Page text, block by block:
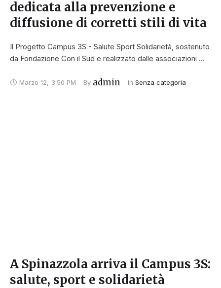
dedicata alla prevenzione e
diffusione di corretti stili di vita
Il Progetto Campus 3S - Salute Sport Solidarietà, sostenuto
da Fondazione Con il Sud e realizzato dalle associazioni …
Marzo 12, 3:50 PM By admin In Senza categoria
A Spinazzola arriva il Campus 3S:
salute, sport e solidarietà